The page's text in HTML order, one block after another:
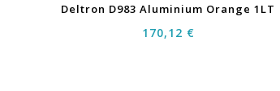
Deltron D983 Aluminium Orange 1LT
170,12 €